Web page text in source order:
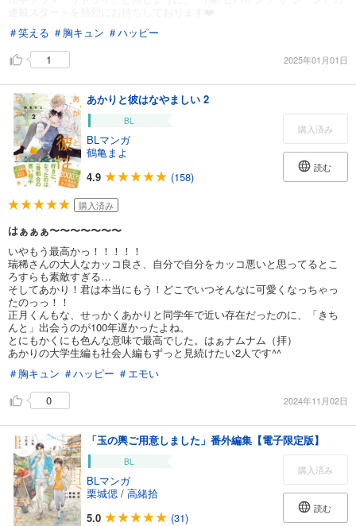
＃笑える ＃胸キュン ＃ハッピー
1
2025年01月01日
あかりと彼はなやましい 2
BL
BLマンガ
鶴亀まよ
4.9
(158)
購入済み
読む
購入済み
はぁぁぁ〜〜〜〜〜〜〜
いやもう最高かっ！！！！！
瑞稀さんの大人なカッコ良さ、自分で自分をカッコ悪いと思ってるとこ
ろすらも素敵すぎる…
そしてあかり！君は本当にもう！どこでいつそんなに可愛くなっちゃっ
たのっっ！！
正月くんもな、せっかくあかりと同学年で近い存在だったのに、「きち
んと」出会うのが100年遅かったよね。
とにもかくにも色んな意味で最高でした。はぁナムナム（拝）
あかりの大学生編も社会人編もずっと見続けたい2人です^^
＃胸キュン ＃ハッピー ＃エモい
0
2024年11月02日
「玉の輿ご用意しました」番外編集【電子限定版】
BL
BLマンガ
栗城偲 / 高緒拾
5.0
(31)
購入済み
読む